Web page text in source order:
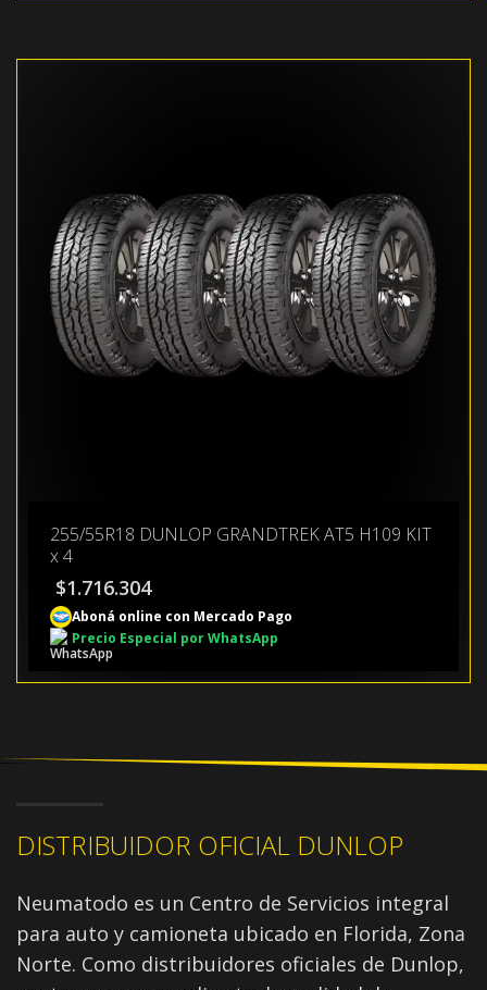
255/55R18 DUNLOP GRANDTREK AT5 H109 KIT
x 4
$1.716.304
Aboná online con Mercado Pago
Precio Especial por WhatsApp
DISTRIBUIDOR OFICIAL DUNLOP
Neumatodo es un Centro de Servicios integral
para auto y camioneta ubicado en Florida, Zona
Norte. Como distribuidores oficiales de Dunlop,